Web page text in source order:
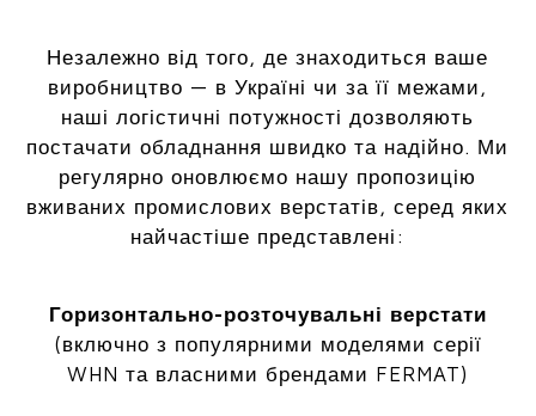
Незалежно від того, де знаходиться ваше
виробництво — в Україні чи за її межами,
наші логістичні потужності дозволяють
постачати обладнання швидко та надійно. Ми
регулярно оновлюємо нашу пропозицію
вживаних промислових верстатів, серед яких
найчастіше представлені:
Горизонтально-розточувальні верстати
(включно з популярними моделями серії
WHN та власними брендами FERMAT)